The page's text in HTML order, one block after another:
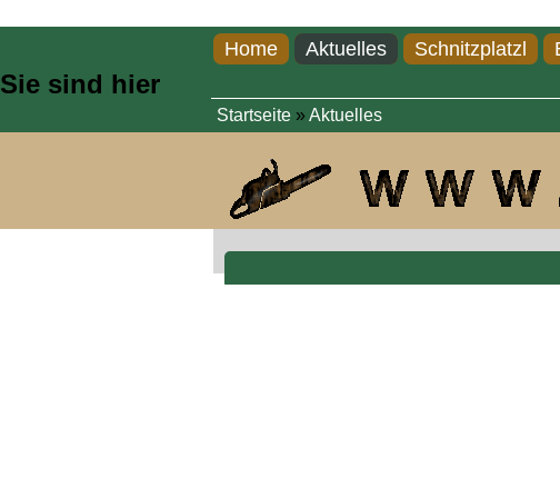
Home Aktuelles Schnitzplatzl
Sie sind hier
Startseite» Aktuelles